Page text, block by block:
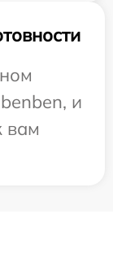
и
вам